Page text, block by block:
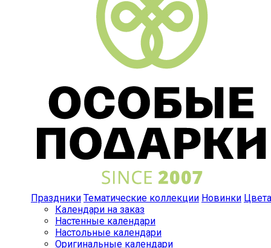
Праздники Тематические коллекции Новинки Цвета
Календари на заказ
Настенные календари
Настольные календари
Оригинальные календари